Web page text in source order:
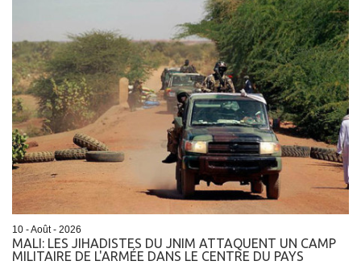
10 - Août - 2026
MALI: LES JIHADISTES DU JNIM ATTAQUENT UN CAMP
MILITAIRE DE L'ARMÉE DANS LE CENTRE DU PAYS